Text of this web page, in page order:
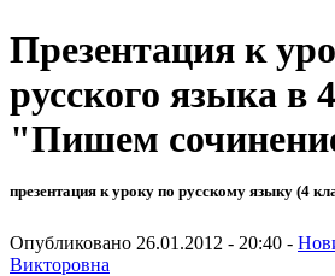
Презентация к
русского языка в
"Пишем
презентация к уроку по русскому языку (4
Опубликовано 26.01.2012 - 20:40 -
Викторовна